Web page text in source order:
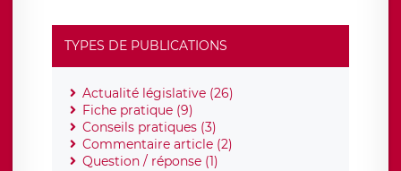
TYPES DE PUBLICATIONS
Actualité législative (26)
Fiche pratique (9)
Conseils pratiques (3)
Commentaire article (2)
Question / réponse (1)